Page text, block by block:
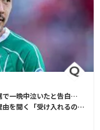
で一晩中泣いたと告白…
を聞く「受け入れるのは